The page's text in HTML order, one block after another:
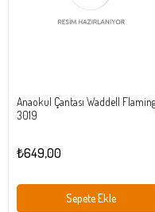
Anaokul Çantası Waddell
3019
₺649,00
Sepete Ekle